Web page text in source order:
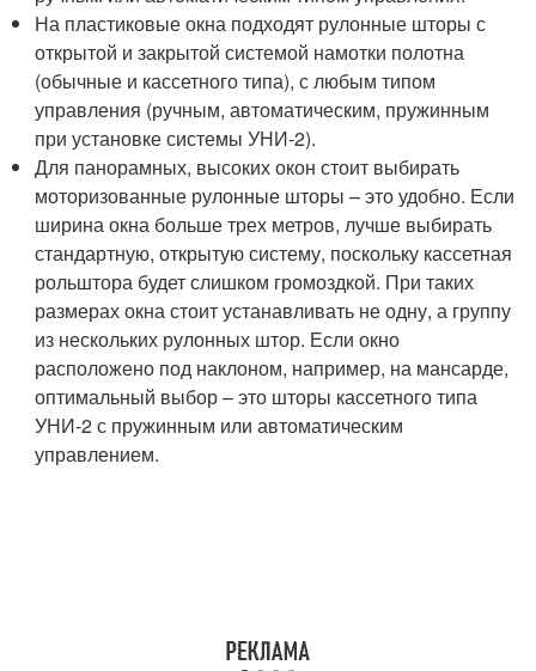
На пластиковые окна подходят рулонные шторы с
открытой и закрытой системой намотки полотна
(обычные и кассетного типа), с любым типом
управления (ручным, автоматическим, пружинным
при установке системы УНИ-2).
Для панорамных, высоких окон стоит выбирать
моторизованные рулонные шторы – это удобно. Если
ширина окна больше трех метров, лучше выбирать
стандартную, открытую систему, поскольку кассетная
рольштора будет слишком громоздкой. При таких
размерах окна стоит устанавливать не одну, а группу
из нескольких рулонных штор. Если окно
расположено под наклоном, например, на мансарде,
оптимальный выбор – это шторы кассетного типа
УНИ-2 с пружинным или автоматическим
управлением.